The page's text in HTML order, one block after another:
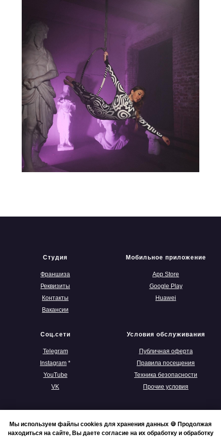
Мы используем файлы cookies для хранения данных 🍪 Продолжая
находиться на сайте, Вы даете согласие на их обработку и обработку
Студия
Франшиза
Реквизиты
Контакты
Вакансии
Мобильное приложение
App Store
Google Play
Huawei
Соц.сети
Telegram
Instagram *
YouTube
VK
Условия обслуживания
Публичная оферта
Правила посещения
Техника безопасности
Прочие условия